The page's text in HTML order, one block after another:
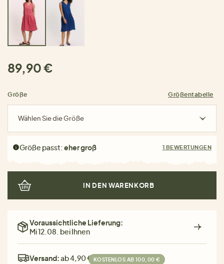
89,90 €
Größe Größentabelle
Wählen Sie die Größe
Größe passt:eher groß 1 BEWERTUNGEN
IN DEN WARENKORB
Voraussichtliche Lieferung:
Mi 12.08. bei Ihnen
Versand:ab 4,90 € KOSTENLOS AB 100,00 €